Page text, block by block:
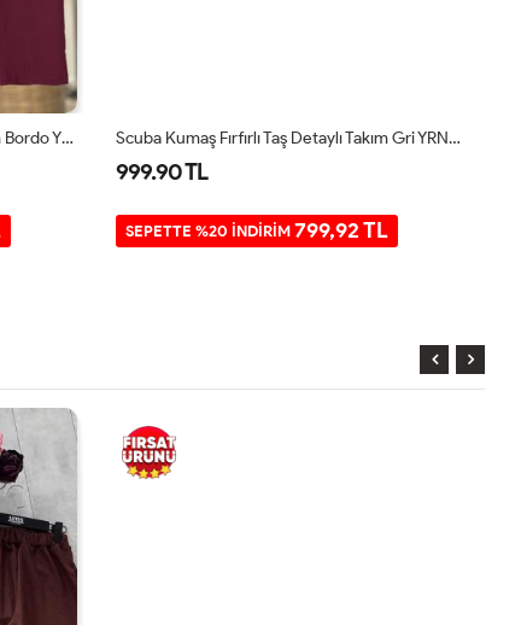
Scuba Kumaş Fırfırlı Taş Detaylı Takım Bordo YRN30520 Scuba Kumaş Fırfırlı Taş Detaylı Takım Gri YRN30520
999.90 TL
SEPETTE %20 İNDİRİM 799,92 TL